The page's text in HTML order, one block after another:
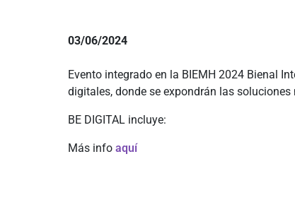
03/06/2024
Evento integrado en la BIEMH 2024 Bienal
digitales, donde se expondrán las
BE DIGITAL incluye:
Más info aquí